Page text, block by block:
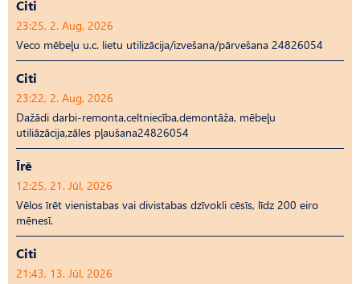
Citi
23:25, 2. Aug, 2026
Veco mēbeļu u.c. lietu utilizācija/izvešana/pārvešana 24826054
Citi
23:22, 2. Aug, 2026
Dažādi darbi-remonta,celtniecība,demontāža, mēbeļu
utiliāzācija,zāles pļaušana24826054
Īrē
12:25, 21. Jūl, 2026
Vēlos īrēt vienistabas vai divistabas dzīvokli cēsīs, līdz 200 eiro
mēnesī.
Citi
21:43, 13. Jūl, 2026